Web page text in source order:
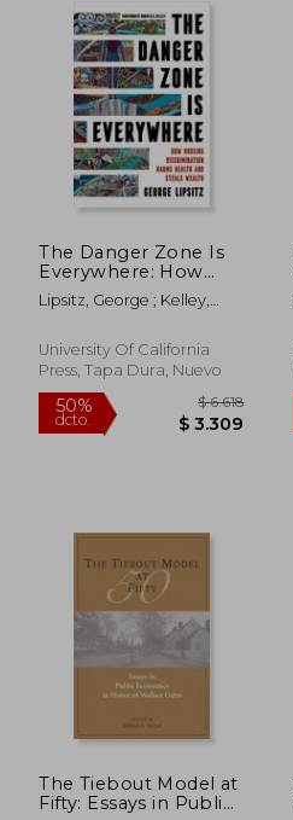
50%
dcto.
$ 3.890
$ 1.945
The Danger Zone Is
Everywhere: How
Housing
Discrimination Harms
Wealth Volume 73
(en Inglés)
Lipsitz, George ; Kelley,
University Of California
Press, Tapa Dura, Nuevo
The Tiebout Model at
Fifty: Essays in Public